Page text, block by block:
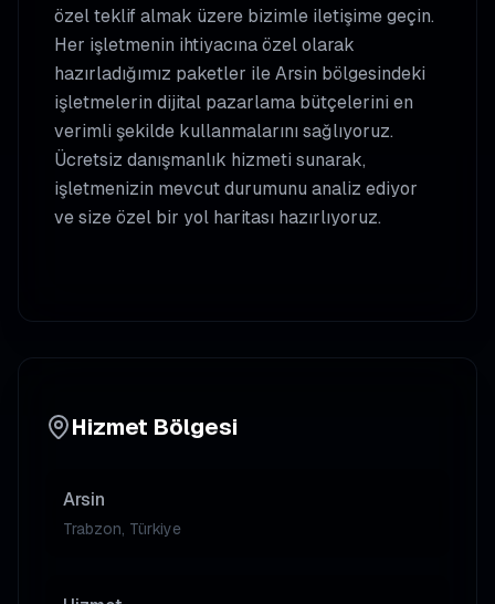
özel teklif almak üzere bizimle iletişime geçin.
Her işletmenin ihtiyacına özel olarak
hazırladığımız paketler ileArsin bölgesindeki
işletmelerin dijital pazarlama bütçelerini en
verimli şekilde kullanmalarını sağlıyoruz.
Ücretsiz danışmanlık hizmeti sunarak,
işletmenizin mevcut durumunu analiz ediyor
ve size özel bir yol haritası hazırlıyoruz.
Hizmet Bölgesi
Arsin
Trabzon, Türkiye